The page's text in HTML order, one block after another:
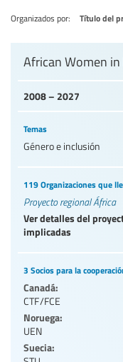
Organizados por: Título del
2008 – 2027
African Women
Temas
Género e inclusión
119 Organizaciones que
Proyecto regional África
Ver detalles del
implicadas
3 Socios para la
Canadá:
CTF/FCE
Noruega:
UEN
Suecia: